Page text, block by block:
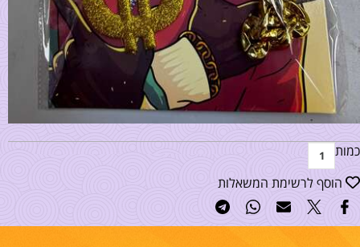
כמות
הוסף לרשימת המשאלות